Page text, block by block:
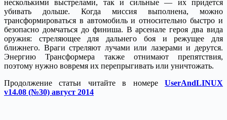
несколькими выстрелами, так и сильные — их придется
убивать дольше. Когда миссия выполнена, можно
трансформироваться в автомобиль и относительно быстро и
безопасно домчаться до финиша. В арсенале героя два вида
оружия: стреляющее для дальнего боя и режущее для
ближнего. Враги стреляют лучами или лазерами и дерутся.
Энергию Трансформера также отнимают препятствия,
поэтому нужно вовремя их перепрыгивать или уничтожать.
Продолжение статьи читайте в номере
UserAndLINUX
v14.08 (№30) август 2014